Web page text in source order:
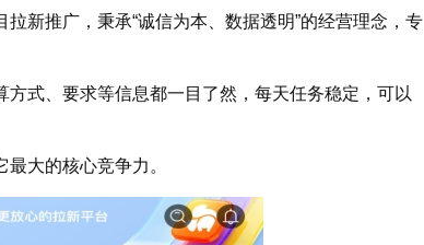
新推广，秉承“诚信为本、数据透明”的经营理念，专
式、要求等信息都一目了然，每天任务稳定，可以
大的核心竞争力。